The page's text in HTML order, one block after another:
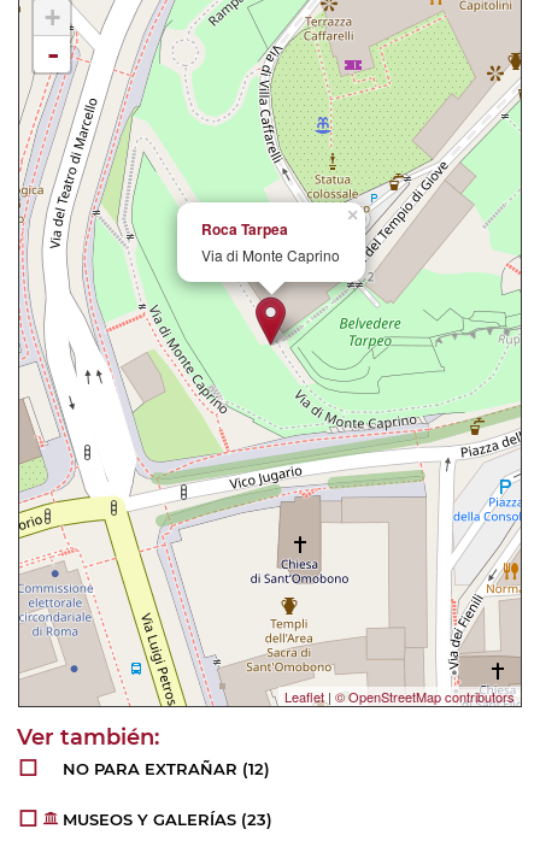
×
Roca Tarpea
Via di Monte Caprino
+
-
Leaflet| © OpenStreetMap contributors
NO PARA EXTRAÑAR (12)
MUSEOS Y GALERÍAS (23)